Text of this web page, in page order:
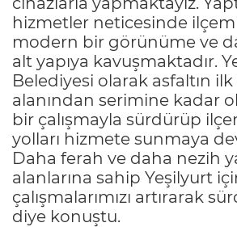
hizmetler neticesinde
modern bir görünüme ve
alt yapıya kavuşmaktadır.
Belediyesi olarak asfaltın
alanından serimine kadar
bir çalışmayla sürdürüp
yolları hizmete sunmaya
Daha ferah ve daha nezih
alanlarına sahip Yeşilyurt
çalışmalarımızı artırarak
diye konuştu.